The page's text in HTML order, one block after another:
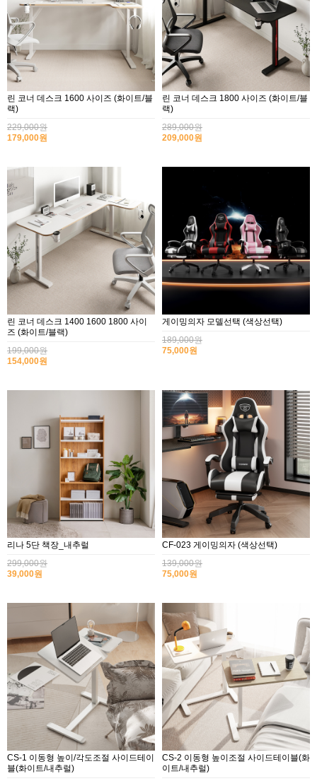
린 코너 데스크 1600 사이즈 (화이트/블
랙)
229,000원
179,000원
린 코너 데스크 1800 사이즈 (화이트/블
랙)
289,000원
209,000원
린 코너 데스크 1400 1600 1800 사이
즈 (화이트/블랙)
199,000원
154,000원
게이밍의자 모델선택 (색상선택)
189,000원
75,000원
리나 5단 책장_내추럴
299,000원
39,000원
CF-023 게이밍의자 (색상선택)
139,000원
75,000원
CS-1 이동형 높이/각도조절 사이드테이
블(화이트/내추럴)
CS-2 이동형 높이조절 사이드테이블(화
이트/내추럴)